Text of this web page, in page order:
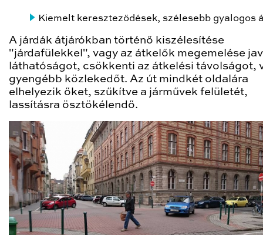
Kiemelt kereszteződések, szélesebb gyalogos
A járdák átjárókban történő kiszélesítése
"járdafülekkel", vagy az átkelők megemelése
láthatóságot, csökkenti az átkelési távolságot,
gyengébb közlekedőt. Az út mindkét oldalára
elhelyezik őket, szűkítve a járművek felületét,
lassításra ösztökélendő.